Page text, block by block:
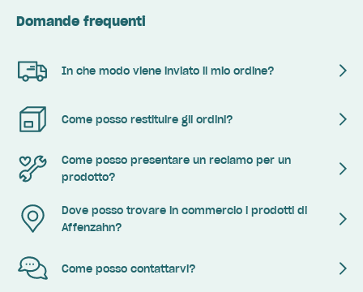
Domande frequenti
In che modo viene inviato il mio ordine?
Come posso restituire gli ordini?
Come posso presentare un reclamo per un
prodotto?
Dove posso trovare in commercio i prodotti di
Affenzahn?
Come posso contattarvi?